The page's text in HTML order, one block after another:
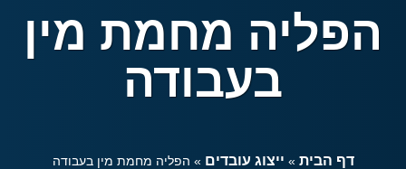
הפליה מחמת מין
בעבודה
דף הבית » ייצוג עובדים » הפליה מחמת מין בעבודה